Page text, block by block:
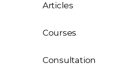
Articles
Courses
Consultation